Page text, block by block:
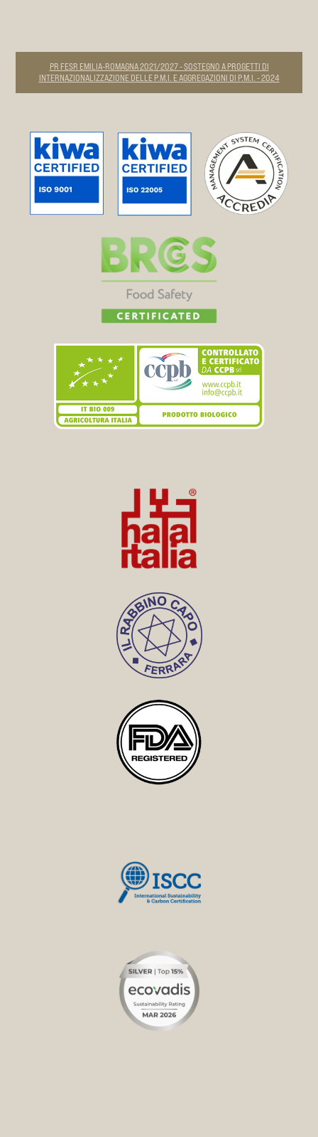
PR FESR EMILIA-ROMAGNA 2021/2027 - SOSTEGNO A PROGETTI DI
INTERNAZIONALIZZAZIONE DELLE P.M.I. E AGGREGAZIONI DI P.M.I. - 2024